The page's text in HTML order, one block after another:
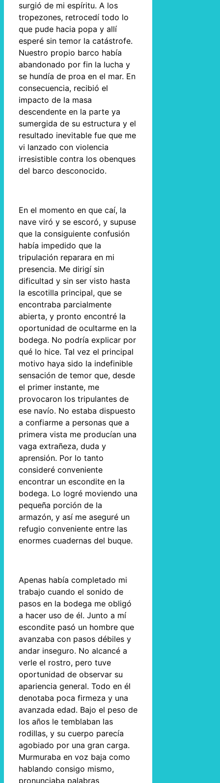
surgió de mi espíritu. A los
tropezones, retrocedí todo lo
que pude hacia popa y allí
esperé sin temor la catástrofe.
Nuestro propio barco había
abandonado por fin la lucha y
se hundía de proa en el mar. En
consecuencia, recibió el
impacto de la masa
descendente en la parte ya
sumergida de su estructura y el
resultado inevitable fue que me
vi lanzado con violencia
irresistible contra los obenques
del barco desconocido.
En el momento en que caí, la
nave viró y se escoró, y supuse
que la consiguiente confusión
había impedido que la
tripulación reparara en mi
presencia. Me dirigí sin
dificultad y sin ser visto hasta
la escotilla principal, que se
encontraba parcialmente
abierta, y pronto encontré la
oportunidad de ocultarme en la
bodega. No podría explicar por
qué lo hice. Tal vez el principal
motivo haya sido la indefinible
sensación de temor que, desde
el primer instante, me
provocaron los tripulantes de
ese navío. No estaba dispuesto
a confiarme a personas que a
primera vista me producían una
vaga extrañeza, duda y
aprensión. Por lo tanto
consideré conveniente
encontrar un escondite en la
bodega. Lo logré moviendo una
pequeña porción de la
armazón, y así me aseguré un
refugio conveniente entre las
enormes cuadernas del buque.
Apenas había completado mi
trabajo cuando el sonido de
pasos en la bodega me obligó
a hacer uso de él. Junto a mí
escondite pasó un hombre que
avanzaba con pasos débiles y
andar inseguro. No alcancé a
verle el rostro, pero tuve
oportunidad de observar su
apariencia general. Todo en él
denotaba poca firmeza y una
avanzada edad. Bajo el peso de
los años le temblaban las
rodillas, y su cuerpo parecía
agobiado por una gran carga.
Murmuraba en voz baja como
hablando consigo mismo,
pronunciaba palabras